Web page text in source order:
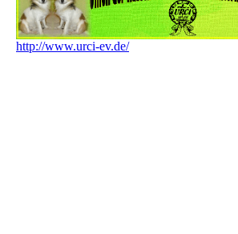
http://www.urci-ev.de/